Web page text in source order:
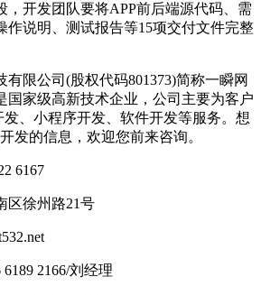
开发团队要将APP前后端源代码、需
作说明、测试报告等15项交付文件完整
限公司(股权代码801373)简称一瞬网
国家级高新技术企业，公司主要为客户
、小程序开发、软件开发等服务。想
发的信息，欢迎您前来咨询。
6167
徐州路21号
2166/刘经理